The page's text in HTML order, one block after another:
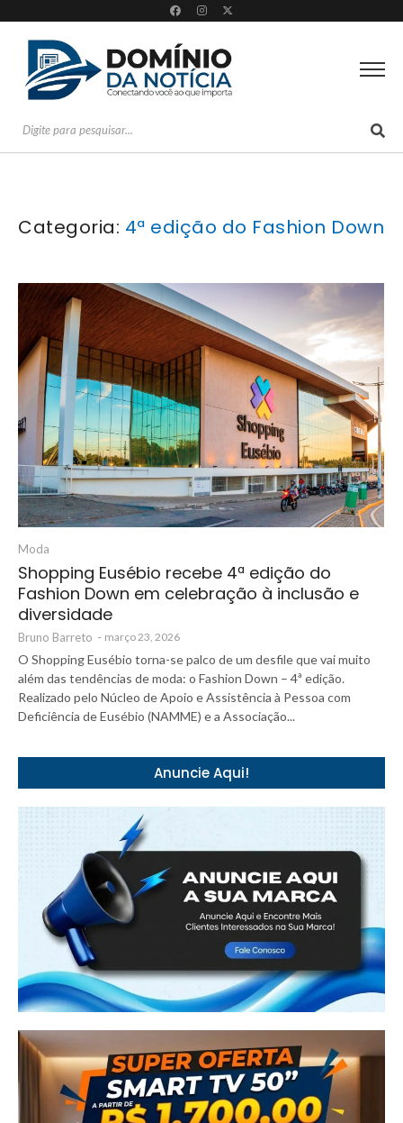
Categoria: 4ª edição do Fashion Down
Moda
Shopping Eusébio recebe 4ª edição do
Fashion Down em celebração à inclusão e
diversidade
Bruno Barreto - março 23, 2026
O Shopping Eusébio torna-se palco de um desfile que vai muito
além das tendências de moda: o Fashion Down – 4ª edição.
Realizado pelo Núcleo de Apoio e Assistência à Pessoa com
Deficiência de Eusébio (NAMME) e a Associação...
Anuncie Aqui!